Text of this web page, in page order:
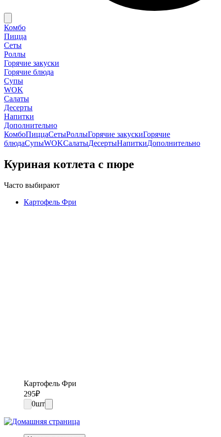
Комбо
Пицца
Сеты
Роллы
Горячие закуски
Горячие блюда
Супы
WOK
Салаты
Десерты
Напитки
Дополнительно
КомбоПиццаСетыРоллыГорячие закускиГорячие
блюдаСупыWOKСалатыДесертыНапиткиДополнительно
Куриная котлета с пюре
Часто выбирают
Картофель Фри
Картофель Фри
295₽
0шт